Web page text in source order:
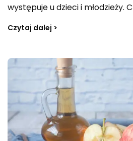
występuje u dzieci i młodzieży.
plamek, które są bardzo
omawiając jego objawy, czas
przebieg u dzieci oraz metody
Czytaj dalej >